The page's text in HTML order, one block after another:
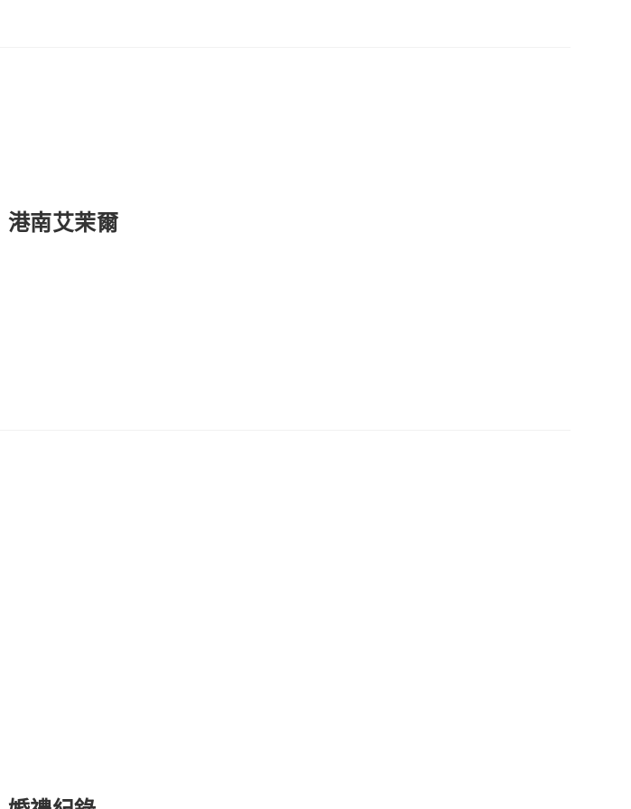
港南艾茉爾